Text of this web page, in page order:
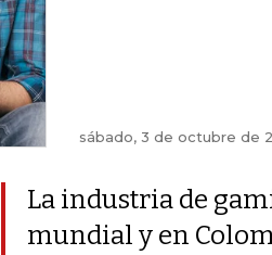
sábado, 3 de octubre de
La industria de
mundial y en